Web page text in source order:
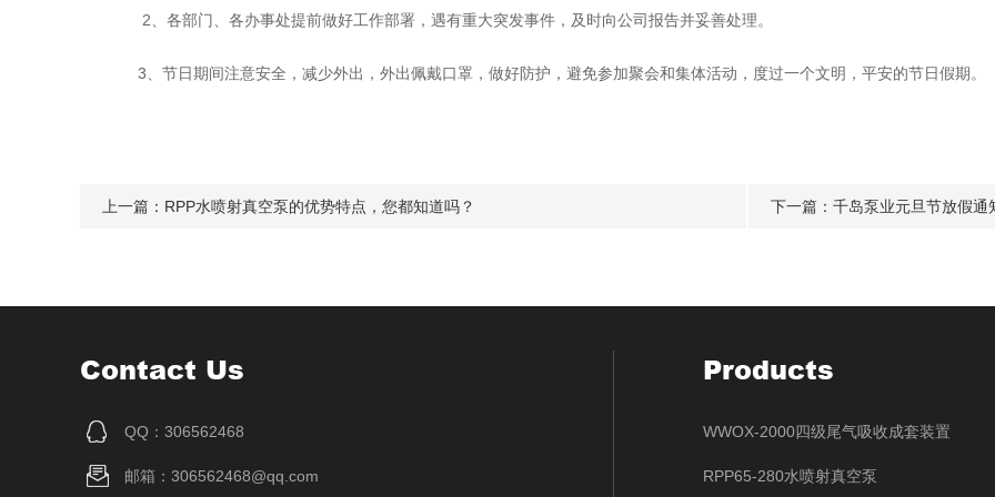
2、各部门、各办事处提前做好工作部署，遇有重大突发事件，及时向公司报告并妥善处理。
3、节日期间注意安全，减少外出，外出佩戴口罩，做好防护，避免参加聚会和集体活动，度过一个文明，平安的节日假期。
上一篇： RPP水喷射真空泵的优势特点，您都知道吗？ 下一篇： 千岛泵业元旦节放假通
Contact Us
QQ：306562468
邮箱：306562468@qq.com
Products
WWOX-2000四级尾气吸收成套装置
RPP65-280水喷射真空泵